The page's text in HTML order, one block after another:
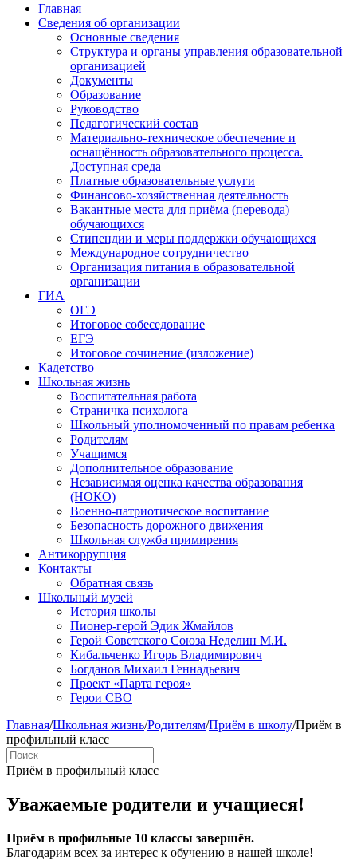
Главная
Сведения об организации
Основные сведения
Структура и органы управления образовательной
организацией
Документы
Образование
Руководство
Педагогический состав
Материально-техническое обеспечение и
оснащённость образовательного процесса.
Доступная среда
Платные образовательные услуги
Финансово-хозяйственная деятельность
Вакантные места для приёма (перевода)
обучающихся
Стипендии и меры поддержки обучающихся
Международное сотрудничество
Организация питания в образовательной
организации
ГИА
ОГЭ
Итоговое собеседование
ЕГЭ
Итоговое сочинение (изложение)
Кадетство
Школьная жизнь
Воспитательная работа
Страничка психолога
Школьный уполномоченный по правам ребенка
Родителям
Учащимся
Дополнительное образование
Независимая оценка качества образования
(НОКО)
Военно-патриотическое воспитание
Безопасность дорожного движения
Школьная служба примирения
Антикоррупция
Контакты
Обратная связь
Школьный музей
История школы
Пионер-герой Эдик Жмайлов
Герой Советского Союза Неделин М.И.
Кибальченко Игорь Владимирович
Богданов Михаил Геннадьевич
Проект «Парта героя»
Герои СВО
Главная/Школьная жизнь/Родителям/Приём в школу/Приём в
профильный класс
Приём в профильный класс
Уважаемые родители и учащиеся!
Приём в профильные 10 классы завершён.
Благодарим всех за интерес к обучению в нашей школе!